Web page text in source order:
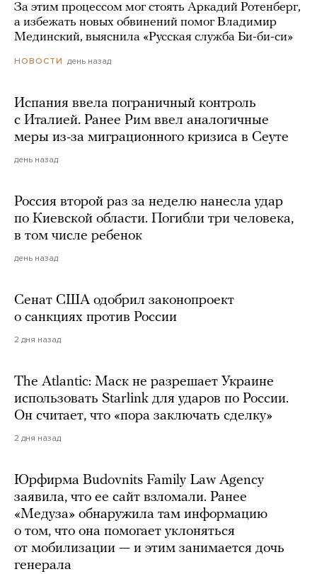
За этим процессом мог стоять Аркадий Ротенберг,
а избежать новых обвинений помог Владимир
Мединский, выяснила «Русская служба Би-би-си»
НОВОСТИ день назад
Испания ввела пограничный контроль
с Италией. Ранее Рим ввел аналогичные
меры из-за миграционного кризиса в Сеуте
день назад
Россия второй раз за неделю нанесла удар
по Киевской области. Погибли три человека,
в том числе ребенок
день назад
Сенат США одобрил законопроект
о санкциях против России
2 дня назад
The Atlantic: Маск не разрешает Украине
использовать Starlink для ударов по России.
Он считает, что «пора заключать сделку»
2 дня назад
Юрфирма Budovnits Family Law Agency
заявила, что ее сайт взломали. Ранее
«Медуза» обнаружила там информацию
о том, что она помогает уклоняться
от мобилизации — и этим занимается дочь
генерала